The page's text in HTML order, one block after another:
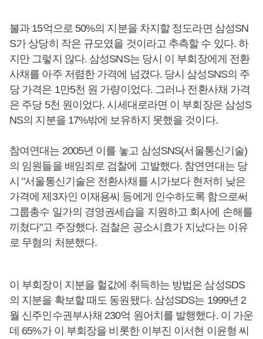
불과 15억으로 50%의 지분을 차지할 정도라면 삼성SN
S가 상당히 작은 규모였을 것이라고 추측할 수 있다. 하
지만 그렇지 않다. 삼성SNS는 당시 이 부회장에게 전환
사채를 아주 저렴한 가격에 넘겼다. 당시 삼성SNS의 주
당 가격은 1만5천 원 가량이었다. 그러나 전환사채 가격
은 주당 5천 원이었다. 시세대로라면 이 부회장은 삼성S
NS의 지분을 17%밖에 보유하지 못했을 것이다.
참여연대는 2005년 이를 놓고 삼성SNS(서울통신기술)
의 임원들을 배임죄로 검찰에 고발했다. 참연연대는 당
시 "서울통신기술은 전환사채를 시가보다 현저히 낮은
가격에 제3자인 이재용씨 등에게 인수하도록 함으로써
그룹총수 일가의 경영권세습을 지원하고 회사에 손해를
끼쳤다"고 주장했다. 검찰은 공소시효가 지났다는 이유
로 무혐의 처분했다.
이 부회장이 지분을 헐값에 취득하는 방법은 삼성SDS
의 지분을 확보할 때도 동원됐다. 삼성SDS는 1999년 2
월 신주인수권부사채 230억 원어치를 발행했다. 이 가운
데 65%가 이 부회장을 비롯한 이부진 이서현 이윤형 씨